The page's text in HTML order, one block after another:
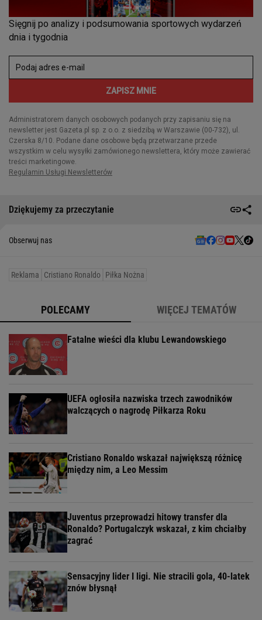
Dziękujemy za przeczytanie
Obserwuj nas
Reklama Cristiano Ronaldo Piłka Nożna
POLECAMY WIĘCEJ TEMATÓW
Fatalne wieści dla klubu Lewandowskiego
UEFA ogłosiła nazwiska trzech zawodników
walczących o nagrodę Piłkarza Roku
Cristiano Ronaldo wskazał największą różnicę
między nim, a Leo Messim
Juventus przeprowadzi hitowy transfer dla
Ronaldo? Portugalczyk wskazał, z kim chciałby
zagrać
Sensacyjny lider I ligi. Nie stracili gola, 40-latek
znów błysnął